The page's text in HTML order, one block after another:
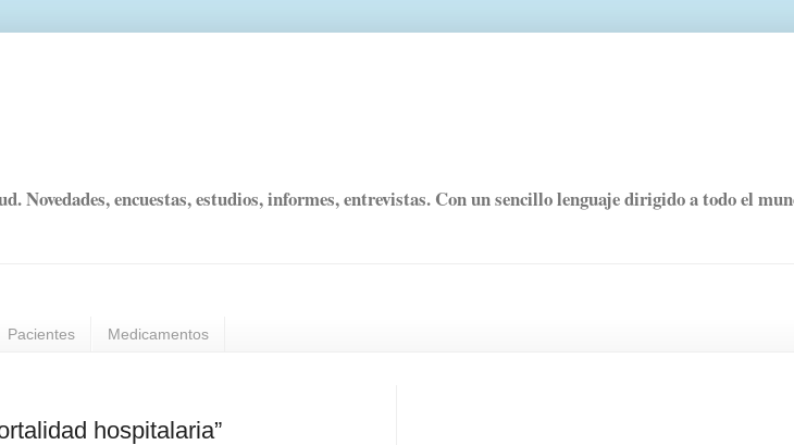
Novedades, encuestas, estudios, informes, entrevistas. Con un sencillo lenguaje dirigido a todo el
Pacientes Medicamentos
hospitalaria”